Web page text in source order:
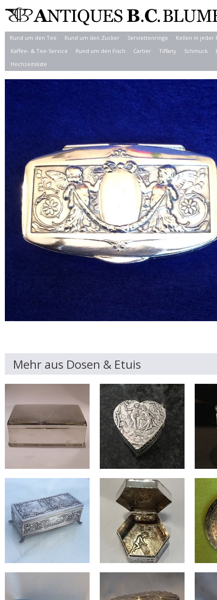
Rund um den Tee Rund um den Zucker Serviettenringe
Kellen in jeder
Kaffee- & Tee-Service
Rund um den Fisch Cartier Tiffany Schmuck
Hochzeitsliste
Mehr aus Dosen & Etuis